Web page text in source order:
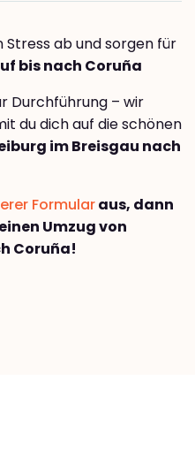
ab und sorgen für
bis nach Coruña
Durchführung – wir
du dich auf die schönen
im Breisgau nach
Formularaus, dann
Umzug von
Coruña!